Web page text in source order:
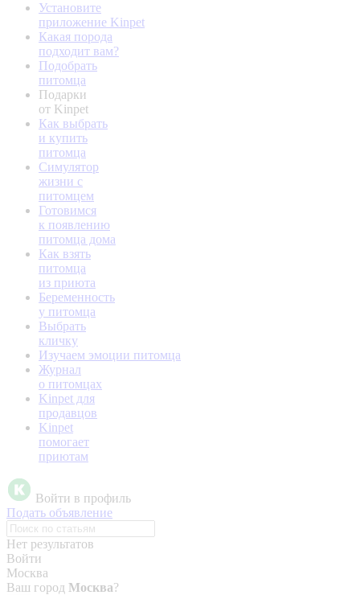
Установите
приложение Kinpet
Какая порода
подходит вам?
Подобрать
питомца
Подарки
от Kinpet
Как выбрать
и купить
питомца
Симулятор
жизни с
питомцем
Готовимся
к появлению
питомца дома
Как взять
питомца
из приюта
Беременность
у питомца
Выбрать
кличку
Изучаем эмоции питомца
Журнал
о питомцах
Kinpet для
продавцов
Kinpet
помогает
приютам
Войти в профиль
Подать объявление
Нет результатов
Войти
Москва
Ваш город Москва?